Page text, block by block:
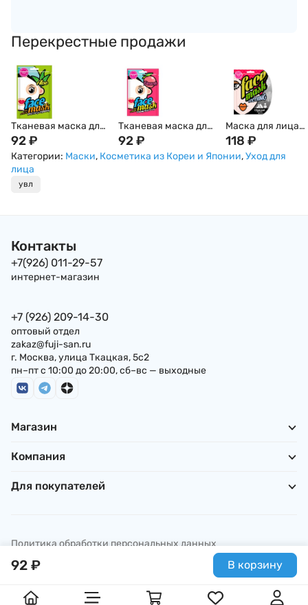
92 ₽ В корзину
Перекрестные продажи
Тканевая маска для
лица с экстрактом
алоэ вера и цветов,
Корея
92₽
Тканевая маска для
лица с экстрактом
персика и цветов
BLINGPOP, Корея
92₽
Маска для лица
выравнивающая
рельеф кожи с
118 ₽
Категории: Маски, Косметика из Кореи и Японии,Уход для
лица
увл
Контакты
+7(926) 011-29-57
интернет-магазин
+7 (926) 209-14-30
оптовый отдел
zakaz@fuji-san.ru
г. Москва, улица Ткацкая, 5с2
пн–пт с 10:00 до 20:00, сб–вс — выходные
Магазин
Компания
Для покупателей
Политика обработки персональных данных